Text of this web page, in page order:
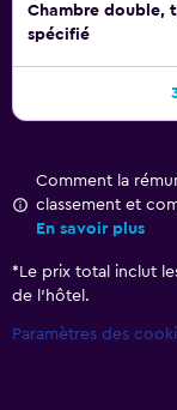
Chambre double,
spécifié
Comment la
classement et
En savoir plus
* Le prix total inclut
de l’hôtel.
Paramètres des